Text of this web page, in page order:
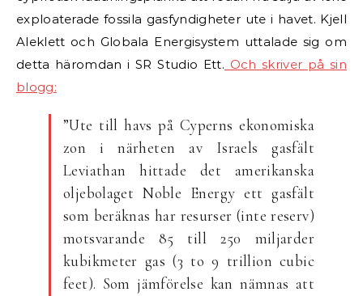
exploaterade fossila gasfyndigheter ute i havet. Kjell
Aleklett och Globala Energisystem uttalade sig om
detta häromdan i SR Studio Ett. Och skriver på sin
blogg:
”Ute till havs på Cyperns ekonomiska
zon i närheten av Israels gasfält
Leviathan hittade det amerikanska
oljebolaget Noble Energy ett gasfält
som beräknas har resurser (inte reserv)
motsvarande 85 till 250 miljarder
kubikmeter gas (3 to 9 trillion cubic
feet). Som jämförelse kan nämnas att